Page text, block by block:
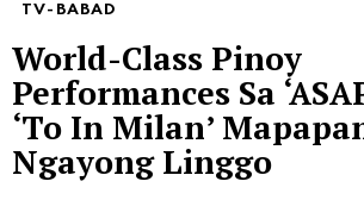
TV-BABAD
World-Class Pinoy
Performances Sa
‘To In Milan’
Ngayong Linggo